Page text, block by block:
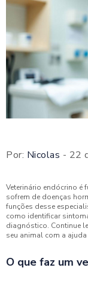
Por: Nicolas - 22
Veterinário endócrino é
sofrem de doenças
funções desse
como identificar
diagnóstico. Continue
seu animal com a
O que faz um